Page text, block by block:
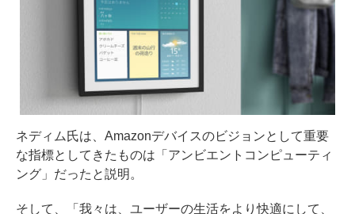
ネディム氏は、Amazonデバイスのビジョンとして重要
な指標としてきたものは「アンビエントコンピューティ
ング」だったと説明。
そして、「我々は、ユーザーの生活をより快適にして、